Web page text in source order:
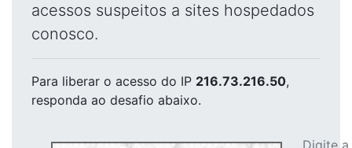
acessos suspeitos a sites hospedados
conosco.
Para liberar o acesso do IP 216.73.216.50,
responda ao desafio abaixo.
Digite